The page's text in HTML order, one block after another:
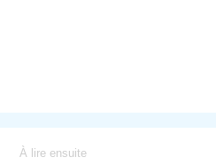
À lire ensuite